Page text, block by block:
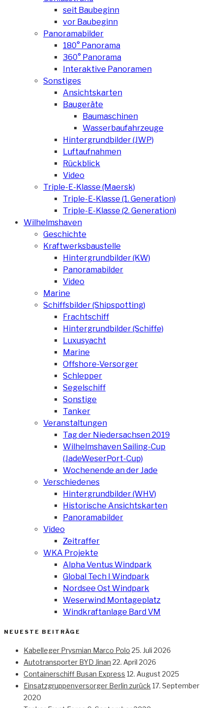
seit Baubeginn
vor Baubeginn
Panoramabilder
180° Panorama
360° Panorama
Interaktive Panoramen
Sonstiges
Ansichtskarten
Baugeräte
Baumaschinen
Wasserbaufahrzeuge
Hintergrundbilder (JWP)
Luftaufnahmen
Rückblick
Video
Triple-E-Klasse (Maersk)
Triple-E-Klasse (1. Generation)
Triple-E-Klasse (2. Generation)
Wilhelmshaven
Geschichte
Kraftwerksbaustelle
Hintergrundbilder (KW)
Panoramabilder
Video
Marine
Schiffsbilder (Shipspotting)
Frachtschiff
Hintergrundbilder (Schiffe)
Luxusyacht
Marine
Offshore-Versorger
Schlepper
Segelschiff
Sonstige
Tanker
Veranstaltungen
Tag der Niedersachsen 2019
Wilhelmshaven Sailing-Cup
(JadeWeserPort-Cup)
Wochenende an der Jade
Verschiedenes
Hintergrundbilder (WHV)
Historische Ansichtskarten
Panoramabilder
Video
Zeitraffer
WKA Projekte
Alpha Ventus Windpark
Global Tech I Windpark
Nordsee Ost Windpark
Weserwind Montageplatz
Windkraftanlage Bard VM
NEUESTE BEITRÄGE
Kabelleger Prysmian Marco Polo 25. Juli 2026
Autotransporter BYD Jinan 22. April 2026
Containerschiff Busan Express 12. August 2025
Einsatzgruppenversorger Berlin zurück 17. September
2020